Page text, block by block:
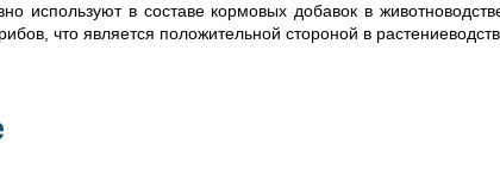
используют в составе кормовых добавок в
что является положительной стороной в